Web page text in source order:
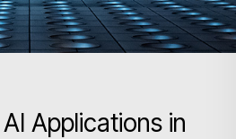
Applications in